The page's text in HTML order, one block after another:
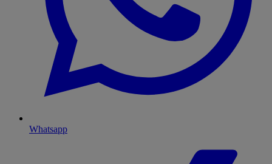
Whatsapp